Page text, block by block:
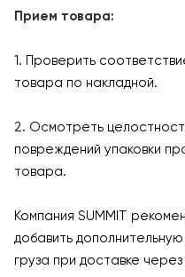
Прием товара:
1. Проверить
товара по накладной.
2. Осмотреть
повреждений упаковки
товара.
Компания SUMMIT
добавить
груза при доставке